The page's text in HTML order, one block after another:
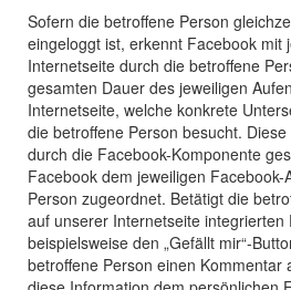
Sofern die betroffene Person
eingeloggt ist, erkennt Facebook mit
Internetseite durch die betroffene
gesamten Dauer des jeweiligen
Internetseite, welche konkrete
die betroffene Person besucht.
durch die Facebook-Komponente
Facebook dem jeweiligen
Person zugeordnet. Betätigt die
auf unserer Internetseite integrierten
beispielsweise den „Gefällt mir“-
betroffene Person einen Kommentar